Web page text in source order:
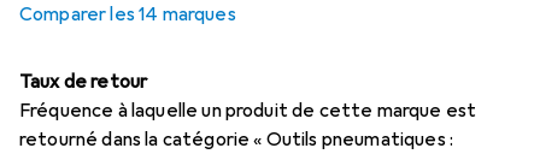
Comparer les 14 marques
Taux de retour
Fréquence à laquelle un produit de cette marque est
retourné dans la catégorie « Outils pneumatiques :